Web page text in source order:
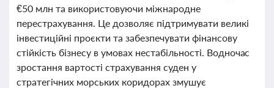
€50 млн та використовуючи міжнародне
перестрахування. Це дозволяє підтримувати великі
інвестиційні проєкти та забезпечувати фінансову
стійкість бізнесу в умовах нестабільності. Водночас
зростання вартості страхування суден у
стратегічних морських коридорах змушує